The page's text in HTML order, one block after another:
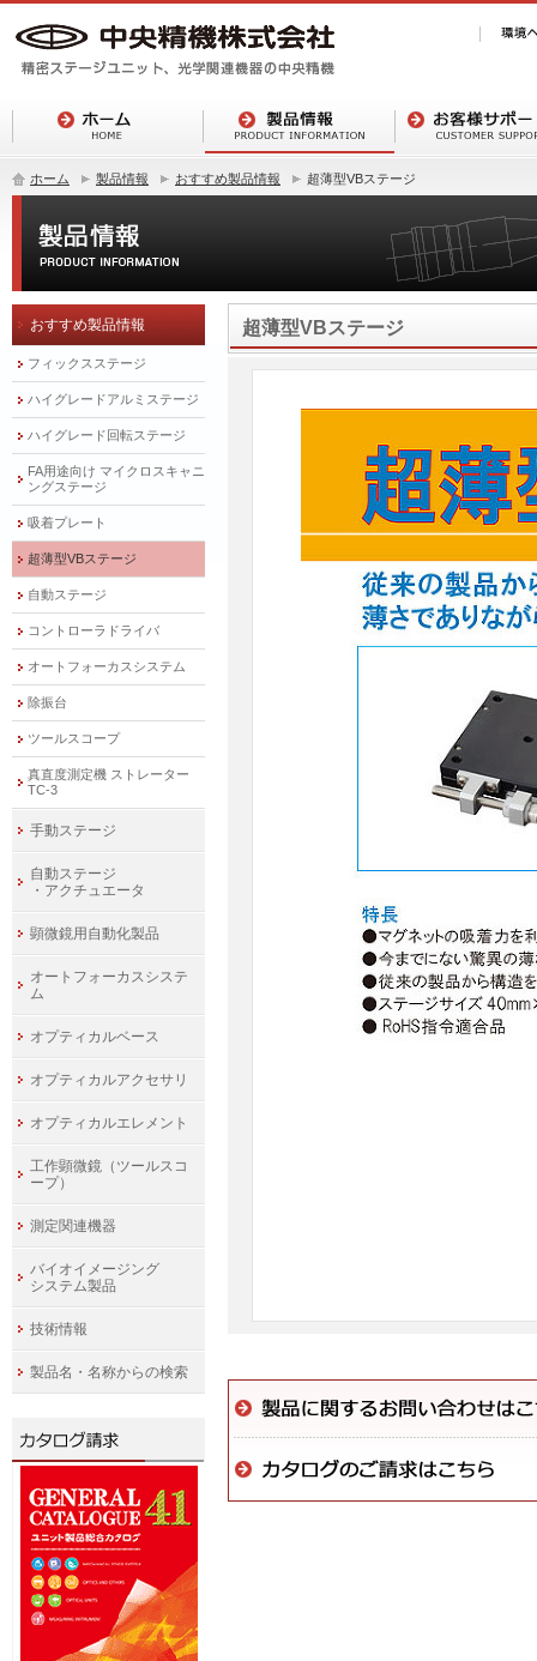
ホーム 製品情報 おすすめ製品情報 超薄型VBステージ
超薄型VBステージ
おすすめ製品情報
フィックスステージ
ハイグレードアルミステージ
ハイグレード回転ステージ
FA用途向け マイクロスキャニ
ングステージ
吸着プレート
超薄型VBステージ
自動ステージ
コントローラドライバ
オートフォーカスシステム
除振台
ツールスコープ
真直度測定機 ストレーター
TC-3
手動ステージ
自動ステージ
・アクチュエータ
顕微鏡用自動化製品
オートフォーカスシステ
ム
オプティカルベース
オプティカルアクセサリ
オプティカルエレメント
工作顕微鏡（ツールスコ
ープ）
測定関連機器
バイオイメージング
システム製品
技術情報
製品名・名称からの検索